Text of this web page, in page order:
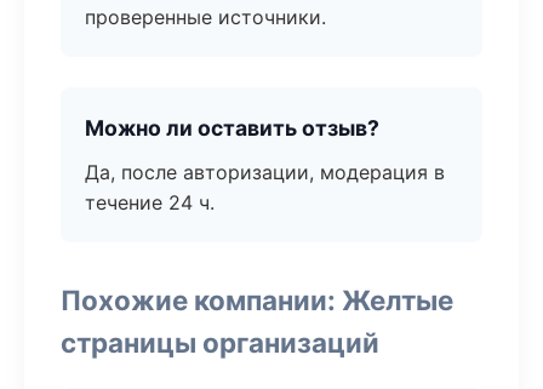
проверенные источники.
Можно ли оставить отзыв?
Да, после авторизации, модерация в
течение 24 ч.
Похожие компании: Желтые
страницы организаций